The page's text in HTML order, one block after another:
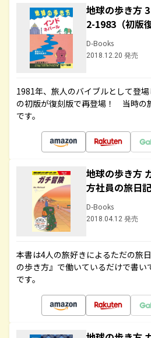
地球の歩き方
2-1983（初版
D-Books
2018.12.20 発売
1981年、旅人のバイブルとして登
の初版が復刻版で再登場！ 当時の
です。
地球の歩き方
方社員の旅日
D-Books
2018.04.12 発売
本書は4人の旅好きによるただの旅
の歩き方』で働いているだけで書
です。